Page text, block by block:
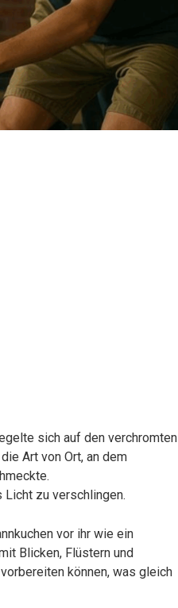
sich auf den verchromten
Art von Ort, an dem
Licht zu verschlingen.
vor ihr wie ein
Blicken, Flüstern und
können, was gleich